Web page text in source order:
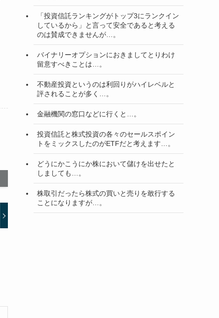
「投資信託ランキングがトップ3にランクイン
しているから」と言って安全であると考える
のは賛成できませんが…。
バイナリーオプションにおきましてとりわけ
留意すべきことは…。
不動産投資というのは利回りがハイレベルと
評されることが多く…。
金融機関の窓口などに行くと…。
投資信託と株式投資の各々のセールスポイン
トをミックスしたのがETFだと考えます…。
どうにかこうにか株において儲けを出せたと
しましても…。
株取引だったら株式の買いと売りを敢行する
ことになりますが…。